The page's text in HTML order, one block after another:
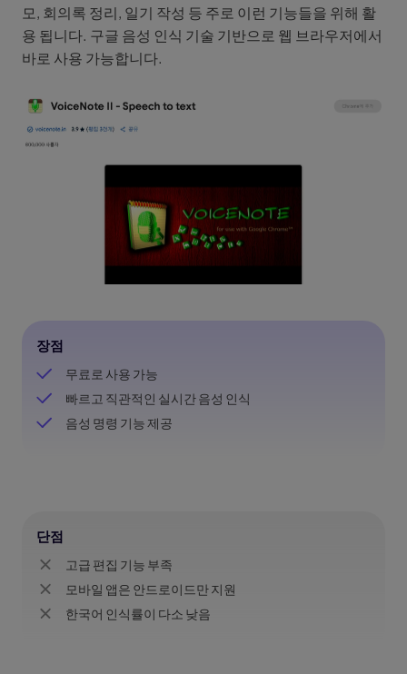
모, 회의록 정리, 일기 작성 등 주로 이런 기능들을 위해 활
용 됩니다. 구글 음성 인식 기술 기반으로 웹 브라우저에서
바로 사용 가능합니다.
장점
무료로 사용 가능
빠르고 직관적인 실시간 음성 인식
음성 명령 기능 제공
단점
고급 편집 기능 부족
모바일 앱은 안드로이드만 지원
한국어 인식률이 다소 낮음